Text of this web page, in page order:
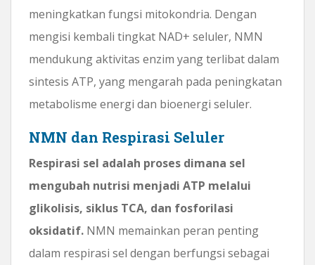
meningkatkan fungsi mitokondria. Dengan
mengisi kembali tingkat NAD+ seluler, NMN
mendukung aktivitas enzim yang terlibat dalam
sintesis ATP, yang mengarah pada peningkatan
metabolisme energi dan bioenergi seluler.
NMN dan Respirasi Seluler
Respirasi sel adalah proses dimana sel
mengubah nutrisi menjadi ATP melalui
glikolisis, siklus TCA, dan fosforilasi
oksidatif. NMN memainkan peran penting
dalam respirasi sel dengan berfungsi sebagai